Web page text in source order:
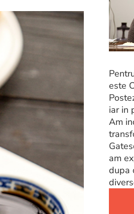
este
iar in
Am
am
dupa